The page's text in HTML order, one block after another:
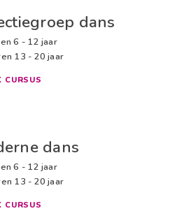
0 - 6 jaar
12 jaar
- 20 jaar
dans
6 - 12 jaar
13 - 20 jaar
CURSUS
dans
6 - 12 jaar
13 - 20 jaar
CURSUS